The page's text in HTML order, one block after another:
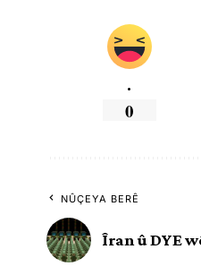
.
0
NÛÇEYA BERÊ
Îran û DYE